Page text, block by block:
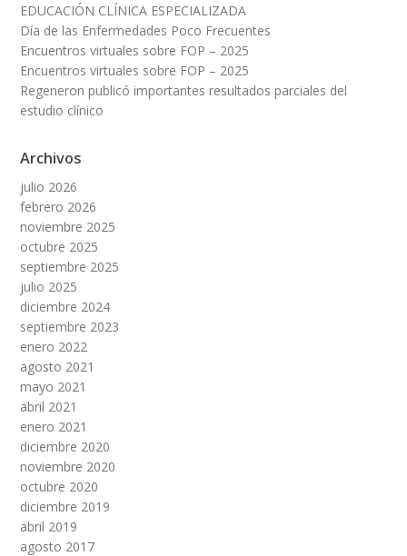
EDUCACIÓN CLÍNICA ESPECIALIZADA
Día de las Enfermedades Poco Frecuentes
Encuentros virtuales sobre FOP – 2025
Encuentros virtuales sobre FOP – 2025
Regeneron publicó importantes resultados parciales del
estudio clínico
Archivos
julio 2026
febrero 2026
noviembre 2025
octubre 2025
septiembre 2025
julio 2025
diciembre 2024
septiembre 2023
enero 2022
agosto 2021
mayo 2021
abril 2021
enero 2021
diciembre 2020
noviembre 2020
octubre 2020
diciembre 2019
abril 2019
agosto 2017